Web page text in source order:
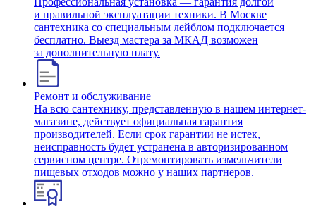
и правильной эксплуатации техники. В Москве
сантехника со специальным лейблом подключается
бесплатно. Выезд мастера за МКАД возможен
за дополнительную плату.
Ремонт и обслуживание
На всю сантехнику, представленную в нашем интернет-
магазине, действует официальная гарантия
производителей. Если срок гарантии не истек,
неисправность будет устранена в авторизированном
сервисном центре. Отремонтировать измельчители
пищевых отходов можно у наших партнеров.